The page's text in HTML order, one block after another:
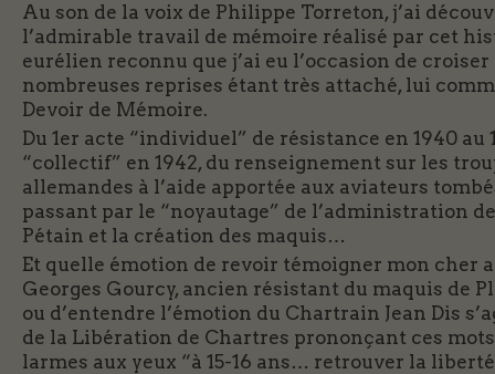
Au son de la voix de Philippe Torreton, j’ai
l’admirable travail de mémoire réalisé par cet
eurélien reconnu que j’ai eu l’occasion de croiser
nombreuses reprises étant très attaché, lui
Devoir de Mémoire.
Du 1er acte “individuel” de résistance en 1940 au
“collectif” en 1942, du renseignement sur les
allemandes à l’aide apportée aux aviateurs
passant par le “noyautage” de l’administration
Pétain et la création des maquis…
Et quelle émotion de revoir témoigner mon cher
Georges Gourcy, ancien résistant du maquis de
ou d’entendre l’émotion du Chartrain Jean Dis
de la Libération de Chartres prononçant ces
larmes aux yeux “à 15-16 ans… retrouver la